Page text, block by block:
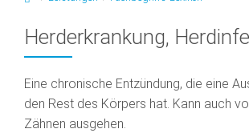
Herderkrankung,
Eine chronische Entzündung, die eine
den Rest des Körpers hat. Kann auch
Zähnen ausgehen.